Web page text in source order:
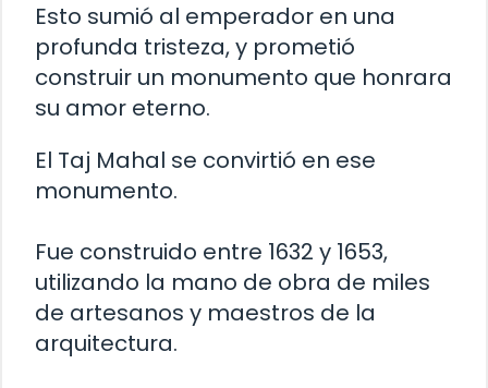
Esto sumió al emperador en una
profunda tristeza, y prometió
construir un monumento que honrara
su amor eterno.
El Taj Mahal se convirtió en ese
monumento.
Fue construido entre 1632 y 1653,
utilizando la mano de obra de miles
de artesanos y maestros de la
arquitectura.